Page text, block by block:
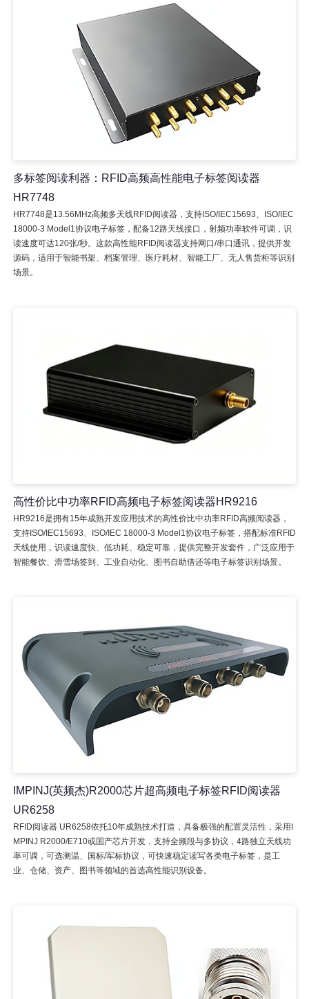
多标签阅读利器：RFID高频高性能电子标签阅读器
HR7748
HR7748是13.56MHz高频多天线RFID阅读器，支持ISO/IEC15693、ISO/IEC
18000-3 Model1协议电子标签，配备12路天线接口，射频功率软件可调，识
读速度可达120张/秒。这款高性能RFID阅读器支持网口/串口通讯，提供开发
源码，适用于智能书架、档案管理、医疗耗材、智能工厂、无人售货柜等识别
场景。
高性价比中功率RFID高频电子标签阅读器HR9216
HR9216是拥有15年成熟开发应用技术的高性价比中功率RFID高频阅读器，
支持ISO/IEC15693、ISO/IEC 18000-3 Model1协议电子标签，搭配标准RFID
天线使用，识读速度快、低功耗、稳定可靠，提供完整开发套件，广泛应用于
智能餐饮、滑雪场签到、工业自动化、图书自助借还等电子标签识别场景。
IMPINJ(英频杰)R2000芯片超高频电子标签RFID阅读器
UR6258
RFID阅读器 UR6258依托10年成熟技术打造，具备极强的配置灵活性，采用I
MPINJ R2000/E710或国产芯片开发，支持全频段与多协议，4路独立天线功
率可调，可选测温、国标/军标协议，可快速稳定读写各类电子标签，是工
业、仓储、资产、图书等领域的首选高性能识别设备。